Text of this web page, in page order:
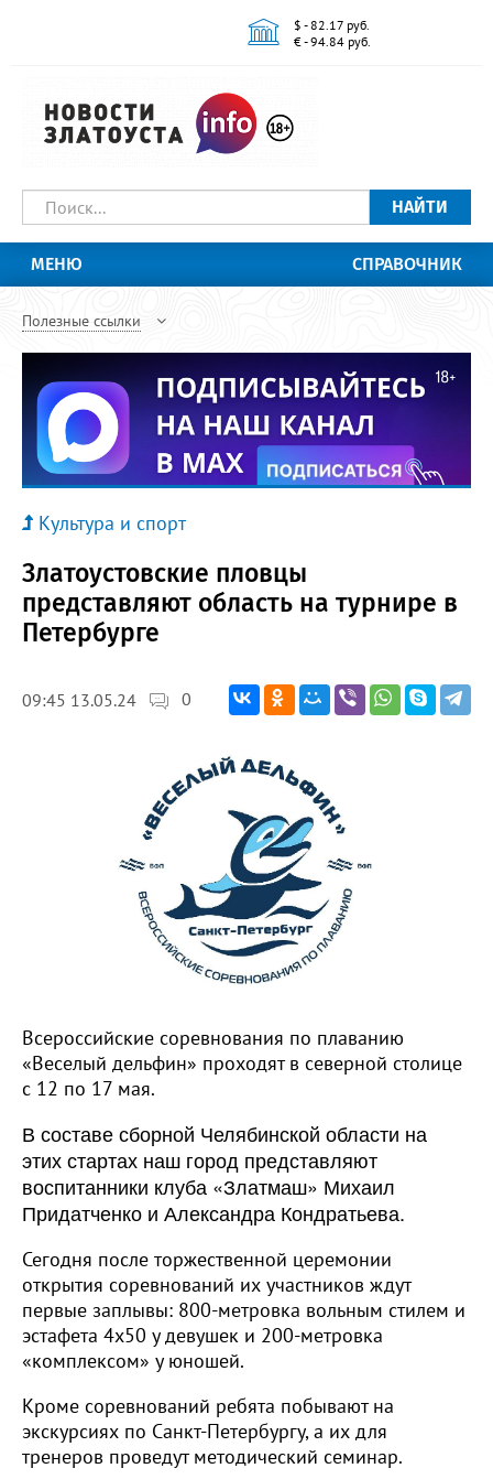
$ - 82.17 руб.
€ - 94.84 руб.
НАЙТИ
МЕНЮ СПРАВОЧНИК
Полезные ссылки
Культура и спорт
Златоустовские пловцы
представляют область на турнире в
Петербурге
09:45 13.05.24 0
Всероссийские соревнования по плаванию
«Веселый дельфин» проходят в северной столице
с 12 по 17 мая.
В составе сборной Челябинской области на
этих стартах наш город представляют
воспитанники клуба «Златмаш» Михаил
Придатченко и Александра Кондратьева.
Сегодня после торжественной церемонии
открытия соревнований их участников ждут
первые заплывы: 800-метровка вольным стилем и
эстафета 4х50 у девушек и 200-метровка
«комплексом» у юношей.
Кроме соревнований ребята побывают на
экскурсиях по Санкт-Петербургу, а их для
тренеров проведут методический семинар.